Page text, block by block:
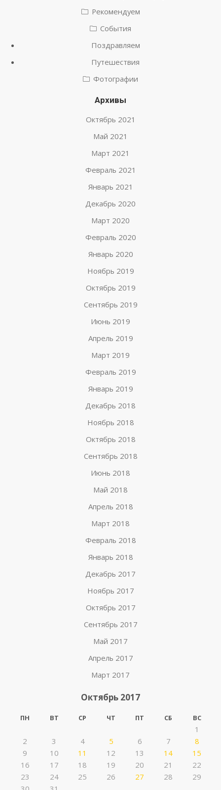
Рекомендуем
События
Поздравляем
Путешествия
Фотографии
Архивы
Октябрь 2021
Май 2021
Март 2021
Февраль 2021
Январь 2021
Декабрь 2020
Март 2020
Февраль 2020
Январь 2020
Ноябрь 2019
Октябрь 2019
Сентябрь 2019
Июнь 2019
Апрель 2019
Март 2019
Февраль 2019
Январь 2019
Декабрь 2018
Ноябрь 2018
Октябрь 2018
Сентябрь 2018
Июнь 2018
Май 2018
Апрель 2018
Март 2018
Февраль 2018
Январь 2018
Декабрь 2017
Ноябрь 2017
Октябрь 2017
Сентябрь 2017
Май 2017
Апрель 2017
Март 2017
Октябрь 2017
ПН ВТ СР ЧТ ПТ СБ ВС
1
2
3 4 5 6 7
8
9
10 11 12 13 14
15
16
17 18 19 20 21
22
23
24 25 26 27 28
29